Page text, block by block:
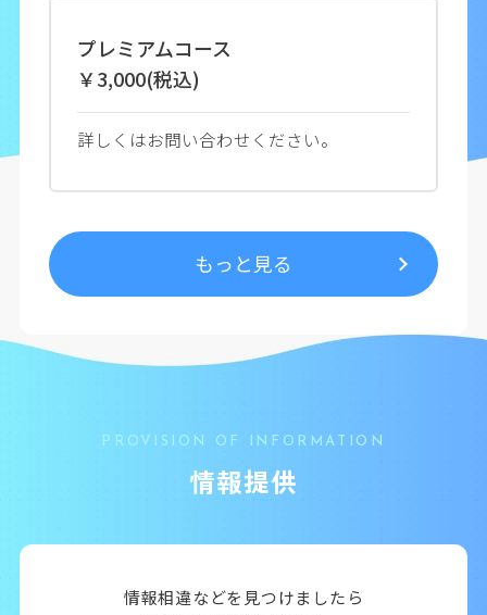
プレミアムコース
￥3,000(税込)
詳しくはお問い合わせください。
もっと見る
PROVISION OF INFORMATION
情報提供
情報相違などを見つけましたら